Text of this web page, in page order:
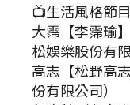
📺生活風格節
大霈【李霈瑜
松娛樂股份有限
高志【松野高
份有限公司）